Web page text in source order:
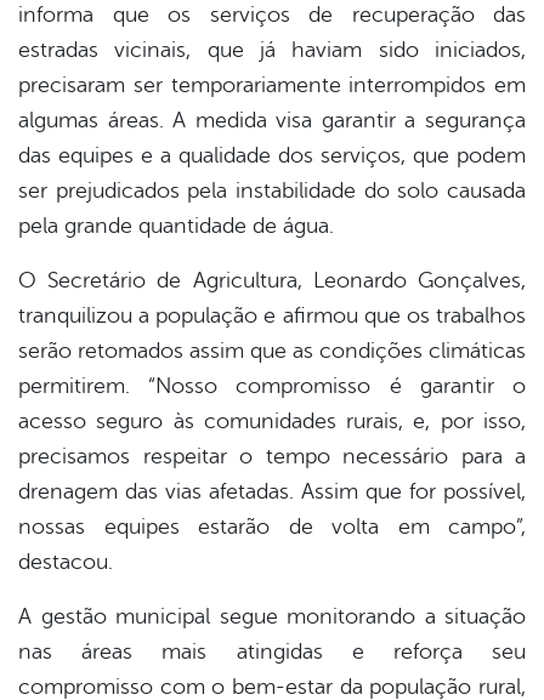
informa que os serviços de recuperação das
estradas vicinais, que já haviam sido iniciados,
precisaram ser temporariamente interrompidos em
algumas áreas. A medida visa garantir a segurança
das equipes e a qualidade dos serviços, que podem
ser prejudicados pela instabilidade do solo causada
pela grande quantidade de água.
O Secretário de Agricultura, Leonardo Gonçalves,
tranquilizou a população e afirmou que os trabalhos
serão retomados assim que as condições climáticas
permitirem. “Nosso compromisso é garantir o
acesso seguro às comunidades rurais, e, por isso,
precisamos respeitar o tempo necessário para a
drenagem das vias afetadas. Assim que for possível,
nossas equipes estarão de volta em campo”,
destacou.
A gestão municipal segue monitorando a situação
nas áreas mais atingidas e reforça seu
compromisso com o bem-estar da população rural,